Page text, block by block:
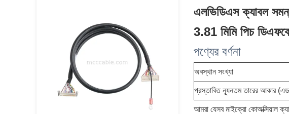
এলভিডিএস ক্যাবল
3.81 মিমি পিচ
পণ্যের বর্ণনা
অবস্থান সংখ্যা
প্রস্তাবিত ন্যূনতম তারের আকার
আমরা যেসব মাইক্রো কোঅক্সিয়াল